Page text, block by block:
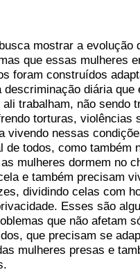
mostrar a evolução
que essas mulheres
foram construídos
descriminação diária
ali trabalham, não sendo
torturas, violências
vivendo nessas
de todos, como também
mulheres dormem no
e também precisam
dividindo celas com
Esses são
que não afetam
que precisam se
mulheres presas e